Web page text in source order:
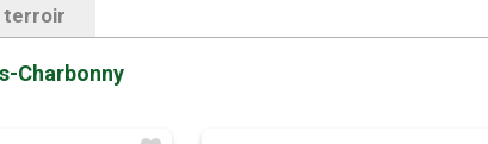
terroir
Charbonny